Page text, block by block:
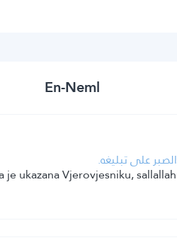
En-Neml
على تبليغه.
ukazana Vjerovjesniku,